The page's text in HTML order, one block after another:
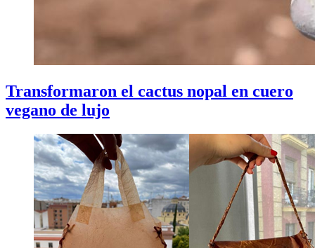
Transformaron el cactus nopal en cuero
vegano de lujo